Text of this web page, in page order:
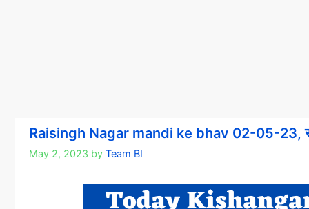
Raisingh Nagar mandi ke bhav 02-05-23,
May 2, 2023 by Team BI